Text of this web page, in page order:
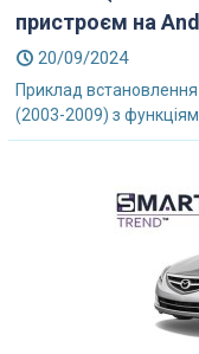
пристроєм на
20/09/2024
Приклад
(2003-2009) з